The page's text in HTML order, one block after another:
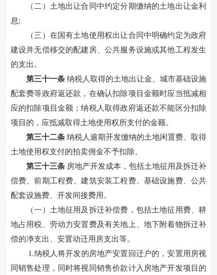
（ 二 ） 土地出让合同中约定分期缴纳的土地出让金利
息;
（三 ） 在国有土地使用权出让合同中明确约定为政府
建设并无偿移交的配建房、 公共服务设施或其他工程发生
的支出 。
第三十一条 纳税人取得的土地出让金、城市基础设施
配套费等政府返还款，在确认扣除项目金额时应当抵减相
应的扣除项目金额 ；纳税人取得政府返还款不能区分扣除
项目的 ， 应抵减取得土地使用权所支付的金额。
第三十二条 纳税人 逾期开发缴纳的土地闲置费、取得
土地使用权支付的拍卖佣金不予扣除。
第三十三条 房地产开发成本 ，包括土地征用及拆迁补
偿费、前期工程费、建筑安装工程费、基础设施费、公共
配套设施费、开发间接费用。
（一） 土地征用及拆迁补偿费，包括土地征用费、耕
地占用税、劳动力安置费及有关地上、地下附着物拆迁补
偿的净支出、安置动迁用房支出等。
1.纳税人将开发的房地产安置回迁户的，安置用房视
同销售处理，同时将视同销售价款计入房地产开发项目的